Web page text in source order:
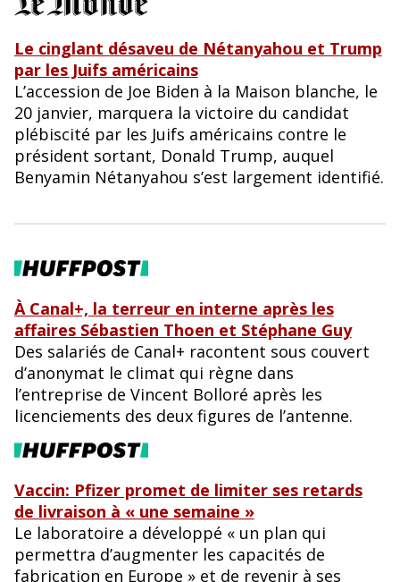
Le cinglant désaveu de Nétanyahou et Trump
par les Juifs américains
L’accession de Joe Biden à la Maison blanche, le
20 janvier, marquera la victoire du candidat
plébiscité par les Juifs américains contre le
président sortant, Donald Trump, auquel
Benyamin Nétanyahou s’est largement identifié.
À Canal+, la terreur en interne après les
affaires Sébastien Thoen et Stéphane Guy
Des salariés de Canal+ racontent sous couvert
d’anonymat le climat qui règne dans
l’entreprise de Vincent Bolloré après les
licenciements des deux figures de l’antenne.
Vaccin: Pfizer promet de limiter ses retards
de livraison à « une semaine »
Le laboratoire a développé « un plan qui
permettra d’augmenter les capacités de
fabrication en Europe » et de revenir à ses